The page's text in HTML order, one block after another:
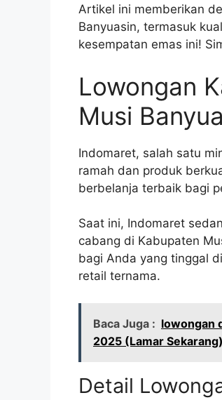
Artikel ini memberikan
Banyuasin, termasuk
kesempatan emas ini!
Lowongan
Musi
Indomaret, salah satu
ramah dan produk
berbelanja terbaik bagi
Saat ini, Indomaret
cabang di Kabupaten
bagi Anda yang tinggal
retail ternama.
Baca Juga : lowongan
2025 (Lamar Sekarang)
Detail